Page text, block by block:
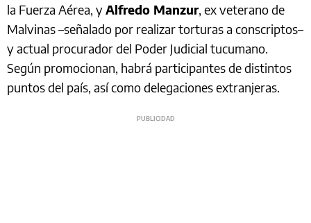
la Fuerza Aérea, yAlfredo Manzur, ex veterano de
Malvinas –señalado por realizar torturas a conscriptos–
y actual procurador del Poder Judicial tucumano.
Según promocionan, habrá participantes de distintos
puntos del país, así como delegaciones extranjeras.